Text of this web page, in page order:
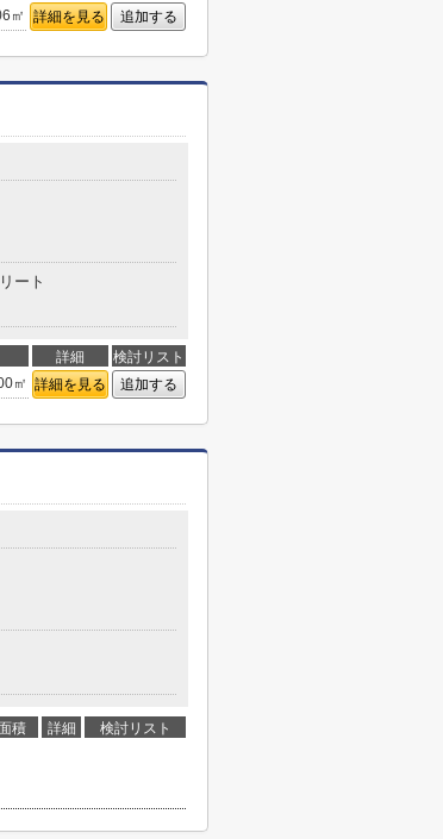
㎡ 詳細を見る 追加する
ート
詳細
検討リスト
㎡ 詳細を見る 追加する
積 詳細 検討リスト